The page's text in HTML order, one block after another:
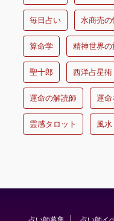
毎日占い 水商売の
算命学 精神世界の
聖十郎 西洋占星術
運命の解読師 運命
霊感タロット 風水